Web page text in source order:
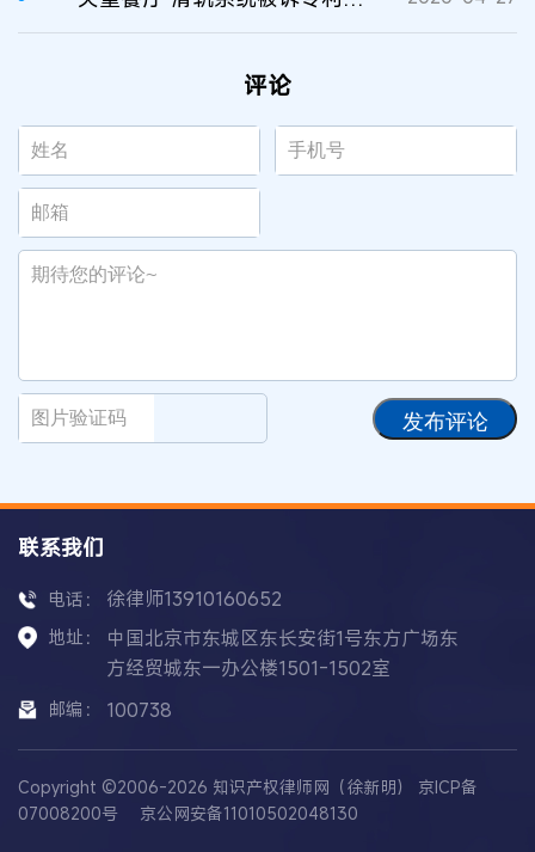
评论
发布评论
联系我们
电话： 徐律师13910160652
地址：
中国北京市东城区东长安街1号东方广场东
方经贸城东一办公楼1501-1502室
邮编： 100738
Copyright ©2006-2026 知识产权律师网（徐新明） 京ICP备
07008200号
京公网安备11010502048130